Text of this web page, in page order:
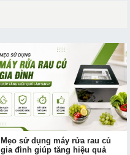
Mẹo sử dụng máy rửa rau củ
gia đình giúp tăng hiệu quả